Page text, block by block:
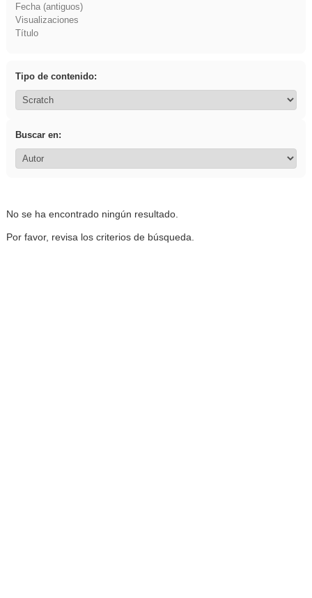
Fecha (antiguos)
Visualizaciones
Título
Tipo de contenido:
Buscar en:
No se ha encontrado ningún resultado.
Por favor, revisa los criterios de búsqueda.